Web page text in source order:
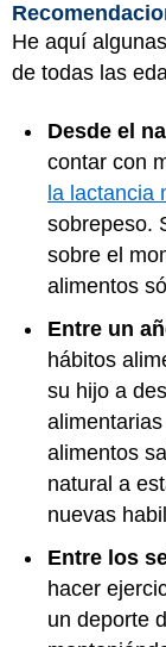
He aquí
de todas las
Desde el
contar con
la lactancia
sobrepeso.
sobre el
alimentos
Entre un
hábitos
su hijo a
alimentos
natural a
nuevas
Entre los
hacer
un deporte